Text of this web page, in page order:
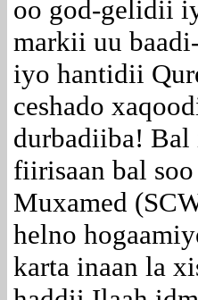
oo god-gelidii
markii uu
iyo hantidii
ceshado
durbadiiba! Bal
fiirisaan bal
Muxamed
helno
karta inaan la